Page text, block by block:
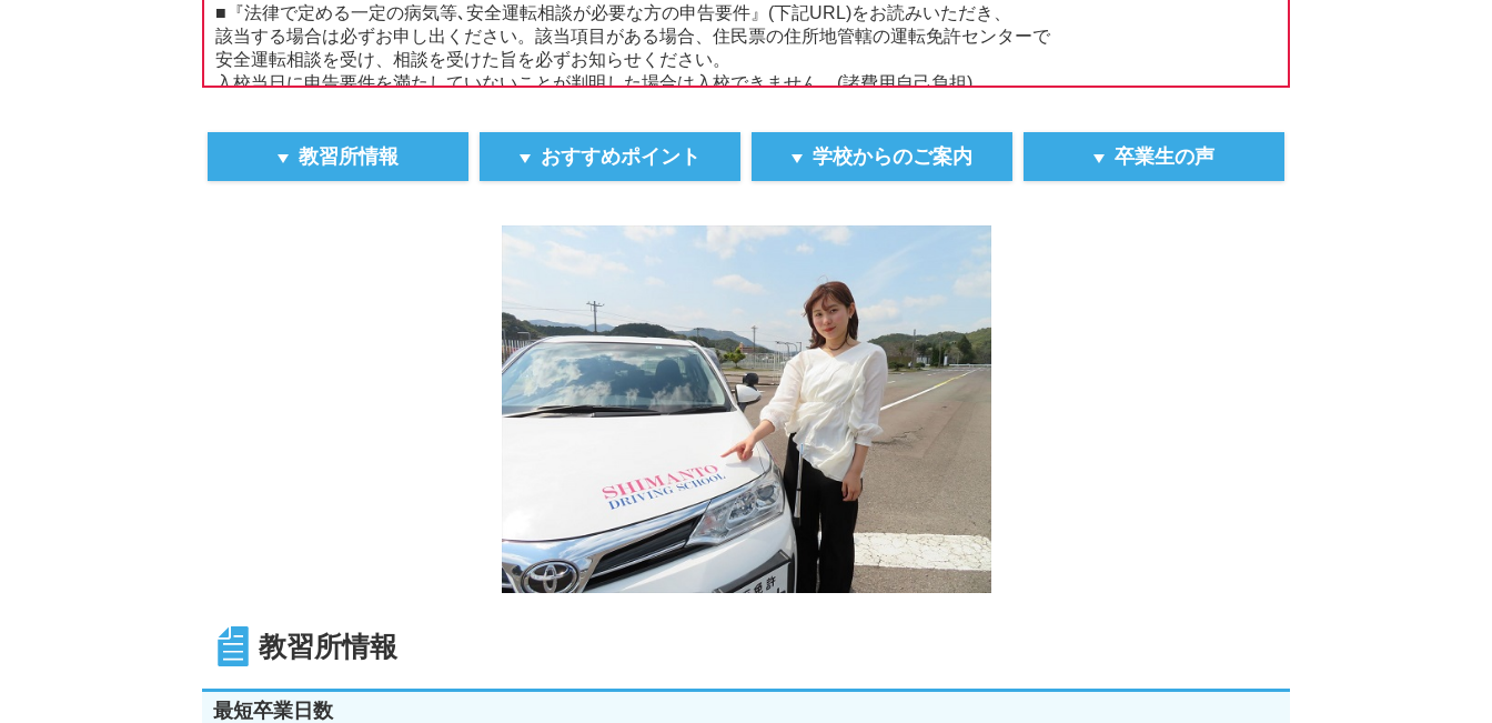
■『法律で定める一定の病気等､安全運転相談が必要な方の申告要件』(下記URL)をお読みいただき、
該当する場合は必ずお申し出ください。該当項目がある場合、住民票の住所地管轄の運転免許センターで
安全運転相談を受け、相談を受けた旨を必ずお知らせください。
入校当日に申告要件を満たしていないことが判明した場合は入校できません。(諸費用自己負担)
■外国籍の方は「本人確認書類」として下記《A》または《B》の書類が必要です。
《A》 ｢在留資格･在留期間等(*)が記載された住民票｣の提出＋マイナンバーカード等の本人確認書類の提示。
教習所情報 おすすめポイント 学校からのご案内 卒業生の声
教習所情報
最短卒業日数